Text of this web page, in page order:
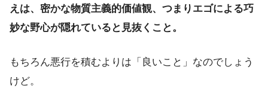
えは、密かな物質主義的価値観、つまりエゴによる巧
妙な野心が隠れていると見抜くこと。
もちろん悪行を積むよりは「良いこと」なのでしょう
けど。